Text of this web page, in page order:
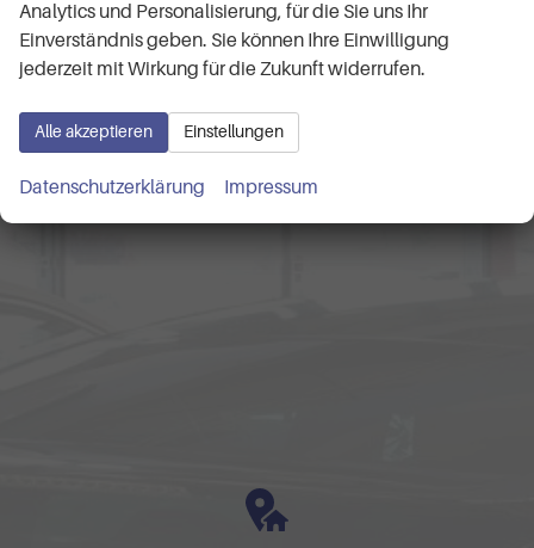
Kontaktaufnahme
Können wir Ihnen behilflich
sein?
Wirfreuenuns auf Sie!
Analytics und Personalisierung, für die Sie uns Ihr
Einverständnis geben. Sie können Ihre Einwilligung
jederzeit mit Wirkung für die Zukunft widerrufen.
Alle akzeptieren Einstellungen
Datenschutzerklärung Impressum